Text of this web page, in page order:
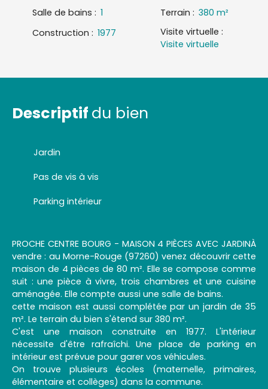
Salle de bains : 1 Terrain : 380 m²
Construction : 1977 Visite virtuelle :
Visite virtuelle
Descriptif du bien
Jardin
Pas de vis à vis
Parking intérieur
PROCHE CENTRE BOURG - MAISON 4 PIÈCES AVEC JARDINÀ
vendre : au Morne-Rouge (97260) venez découvrir cette
maison de 4 pièces de 80 m². Elle se compose comme
suit : une pièce à vivre, trois chambres et une cuisine
aménagée. Elle compte aussi une salle de bains.
cette maison est aussi complétée par un jardin de 35
m². Le terrain du bien s'étend sur 380 m².
C'est une maison construite en 1977. L'intérieur
nécessite d'être rafraîchi. Une place de parking en
intérieur est prévue pour garer vos véhicules.
On trouve plusieurs écoles (maternelle, primaires,
élémentaire et collèges) dans la commune.